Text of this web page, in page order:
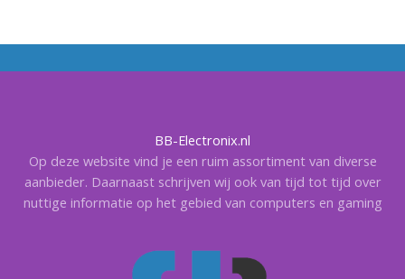
BB-Electronix.nl
Op deze website vind je een ruim assortiment van diverse
aanbieder. Daarnaast schrijven wij ook van tijd tot tijd over
nuttige informatie op het gebied van computers en gaming